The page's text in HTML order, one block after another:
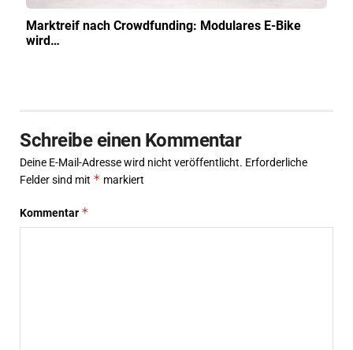
Marktreif nach Crowdfunding: Modulares E-Bike
wird…
Schreibe einen Kommentar
Deine E-Mail-Adresse wird nicht veröffentlicht. Erforderliche
Felder sind mit * markiert
Kommentar *